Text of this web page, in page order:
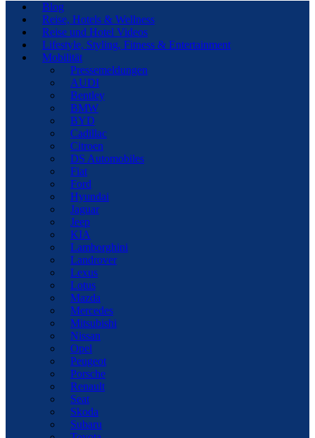
Blog
Reise, Hotels & Wellness
Reise und Hotel Videos
Lifestyle, Styling, Fitness & Entertainment
Mobilität
Pressemeldungen
AUDI
Bentley
BMW
BYD
Cadillac
Citroen
DS Automobiles
Fiat
Ford
Hyundai
Jaguar
Jeep
KIA
Lamborghini
Landrover
Lexus
Lotus
Mazda
Mercedes
Mitsubishi
Nissan
Opel
Peugeot
Porsche
Renault
Seat
Skoda
Subaru